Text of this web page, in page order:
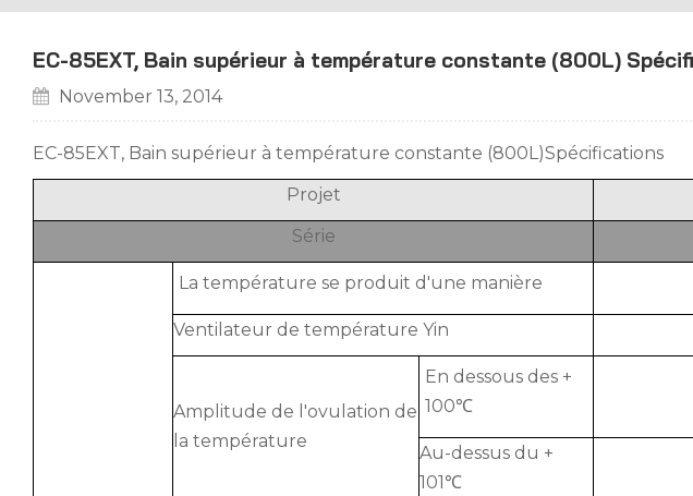
EC-85EXT, Bain supérieur à température constante (800L)
November 13, 2014
EC-85EXT, Bain supérieur à température constante (800L)Spécifications
Projet
Série
La température se produit d'une manière
Ventilateur de température Yin
Amplitude de l'ovulation de
la température
En dessous des +
100℃
Au-dessus du +
101℃